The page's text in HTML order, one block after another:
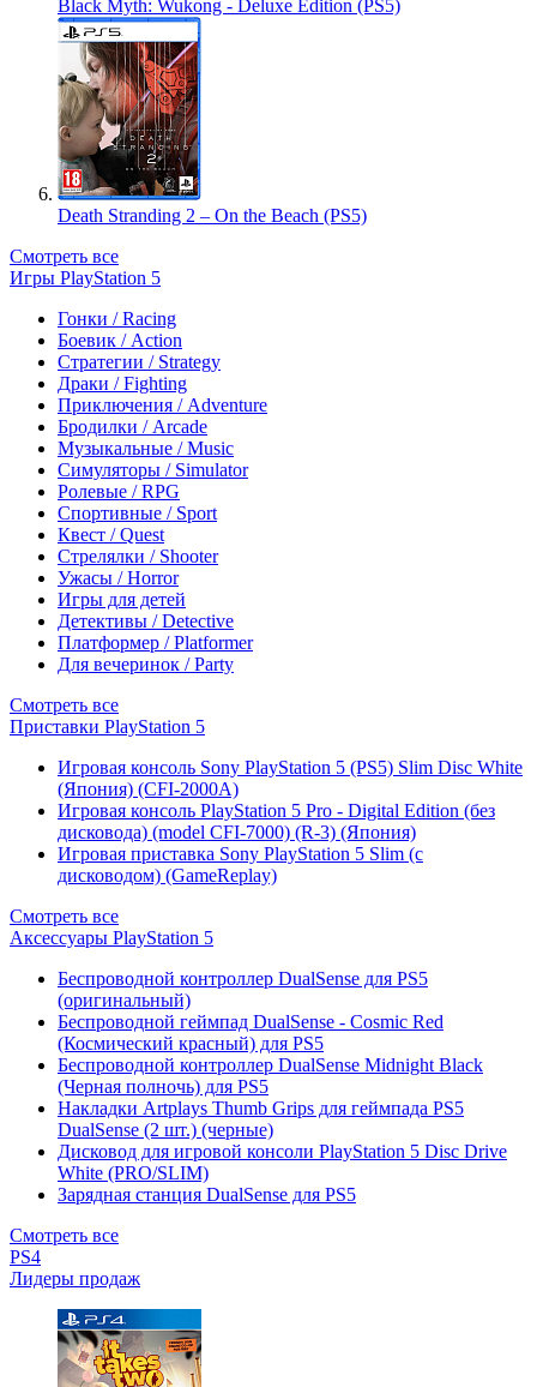
Black Myth: Wukong - Deluxe Edition (PS5)
Death Stranding 2 – On the Beach (PS5)
Смотреть все
Игры PlayStation 5
Гонки / Racing
Боевик / Action
Стратегии / Strategy
Драки / Fighting
Приключения / Adventure
Бродилки / Arcade
Музыкальные / Music
Симуляторы / Simulator
Ролевые / RPG
Спортивные / Sport
Квест / Quest
Стрелялки / Shooter
Ужасы / Horror
Игры для детей
Детективы / Detective
Платформер / Platformer
Для вечеринок / Party
Смотреть все
Приставки PlayStation 5
Игровая консоль Sony PlayStation 5 (PS5) Slim Disc White
(Япония) (CFI-2000A)
Игровая консоль PlayStation 5 Pro - Digital Edition (без
дисковода) (model CFI-7000) (R-3) (Япония)
Игровая приставка Sony PlayStation 5 Slim (с
дисководом) (GameReplay)
Смотреть все
Аксессуары PlayStation 5
Беспроводной контроллер DualSense для PS5
(оригинальный)
Беспроводной геймпад DualSense - Cosmic Red
(Космический красный) для PS5
Беспроводной контроллер DualSense Midnight Black
(Черная полночь) для PS5
Накладки Artplays Thumb Grips для геймпада PS5
DualSense (2 шт.) (черные)
Дисковод для игровой консоли PlayStation 5 Disc Drive
White (PRO/SLIM)
Зарядная станция DualSense для PS5
Смотреть все
PS4
Лидеры продаж